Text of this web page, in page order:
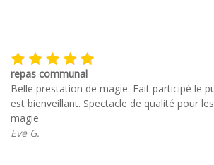
repas communal
Belle prestation de magie. Fait participé le
est bienveillant. Spectacle de qualité pour
magie
Eve G.